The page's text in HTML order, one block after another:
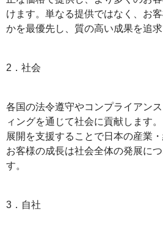
けます。単なる提供ではなく、お
かを最優先し、質の高い成果を追求
2．社会
各国の法令遵守やコンプライアン
ィングを通じて社会に貢献します
展開を支援することで日本の産業
お客様の成長は社会全体の発展に
す。
3．自社